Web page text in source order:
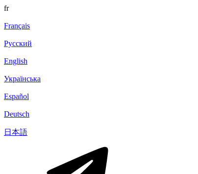
fr
Français
Русский
English
Українська
Español
Deutsch
日本語